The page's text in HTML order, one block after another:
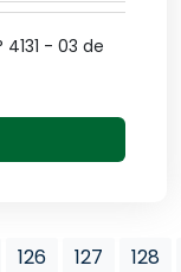
4131 - 03 de
126 127 128